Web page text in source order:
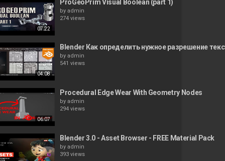
07:22
ProGeoPrim Visual Boolean (part 1)
by admin
274 views
04:08
Blender Как определить нужное разрешение
by admin
541 views
06:07
Procedural Edge Wear With Geometry Nodes
by admin
294 views
Blender 3.0 - Asset Browser - FREE Material Pack
by admin
393 views